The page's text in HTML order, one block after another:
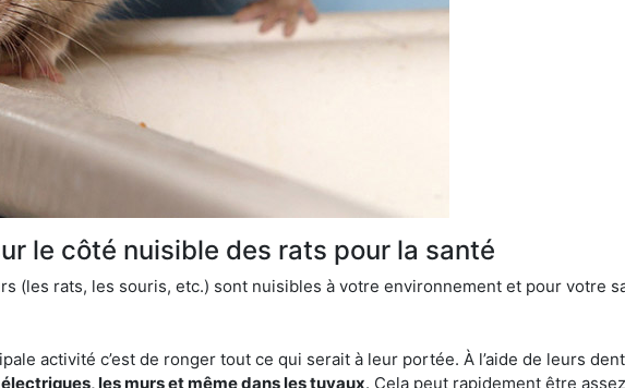
le côté nuisible des rats pour la santé
(les rats, les souris, etc.) sont nuisibles à votre environnement et pour votre
activité c’est de ronger tout ce qui serait à leur portée. À l’aide de leurs
les murs et même dans les tuyaux. Cela peut rapidement être